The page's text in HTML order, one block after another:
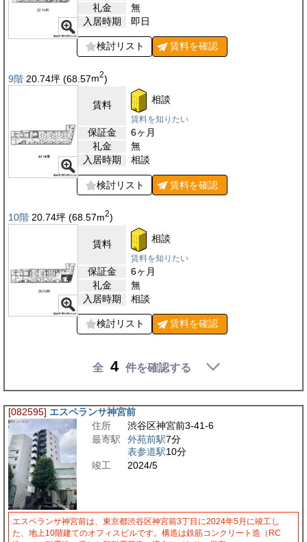
礼金
無
入居時期
即日
検討リスト 賃料を確認
9階 20.74坪 (68.57m2)
賃料 相談
賃料を知りたい
保証金
6ヶ月
礼金
無
入居時期
相談
検討リスト 賃料を確認
10階 20.74坪 (68.57m2)
賃料 相談
賃料を知りたい
保証金
6ヶ月
礼金
無
入居時期
相談
検討リスト 賃料を確認
全 4 件を確認する
[082595] エスペランサ神宮前
住所
渋谷区神宮前3-41-6
最寄駅
外苑前駅7分
表参道駅10分
竣工
2024/5
エスペランサ神宮前は、東京都渋谷区神宮前3丁目に2024年5月に竣工し
た、地上10階建てのオフィスビルです。構造は鉄筋コンクリート造（RC